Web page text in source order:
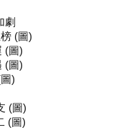
劇
(圖)
(圖)
(圖)
)
(圖)
(圖)